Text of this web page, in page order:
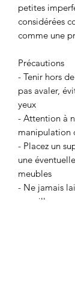
petites
considérées
comme une
Précautions
- Tenir hors
pas avaler,
yeux
- Attention à
manipulation
- Placez un
une
meubles
- Ne jamais
surveillance